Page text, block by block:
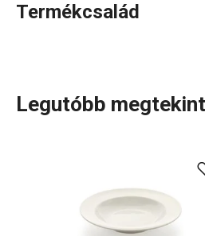
Termékcsalád
Tálalás
Legutóbb